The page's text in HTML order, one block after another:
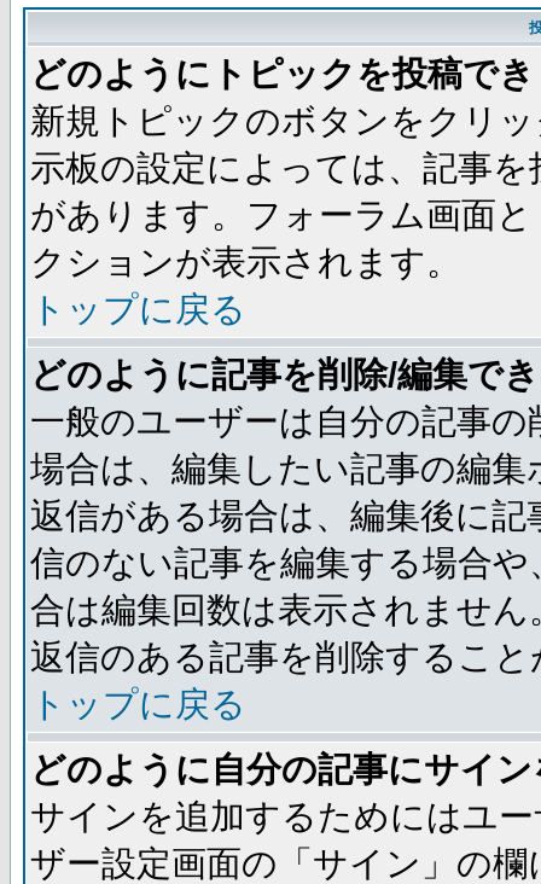
どのようにトピックを投稿で
新規トピックのボタンをクリ
示板の設定によっては、記事
があります。フォーラム画面
クションが表示されます。
トップに戻る
どのように記事を削除/編集で
一般のユーザーは自分の記事
場合は、編集したい記事の編
返信がある場合は、編集後に
信のない記事を編集する場合
合は編集回数は表示されませ
返信のある記事を削除するこ
トップに戻る
どのように自分の記事にサイ
サインを追加するためにはユ
ザー設定画面の「サイン」の